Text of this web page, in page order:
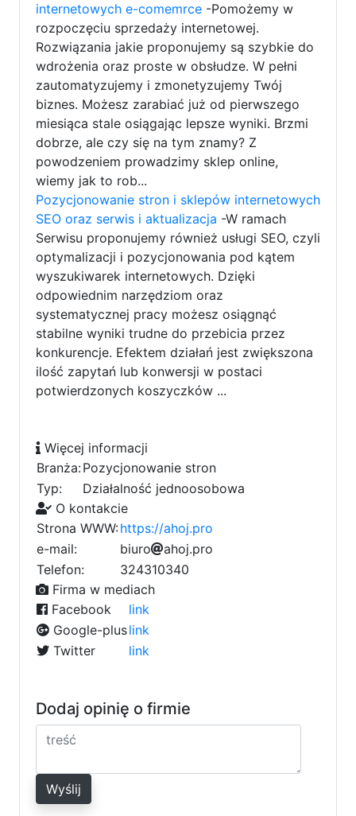
internetowych e-comemrce -Pomożemy w
rozpoczęciu sprzedaży internetowej.
Rozwiązania jakie proponujemy są szybkie do
wdrożenia oraz proste w obsłudze. W pełni
zautomatyzujemy i zmonetyzujemy Twój
biznes. Możesz zarabiać już od pierwszego
miesiąca stale osiągając lepsze wyniki. Brzmi
dobrze, ale czy się na tym znamy? Z
powodzeniem prowadzimy sklep online,
wiemy jak to rob...
Pozycjonowanie stron i sklepów internetowych
SEO oraz serwis i aktualizacja -W ramach
Serwisu proponujemy również usługi SEO, czyli
optymalizacji i pozycjonowania pod kątem
wyszukiwarek internetowych. Dzięki
odpowiednim narzędziom oraz
systematycznej pracy możesz osiągnąć
stabilne wyniki trudne do przebicia przez
konkurencje. Efektem działań jest zwiększona
ilość zapytań lub konwersji w postaci
potwierdzonych koszyczków ...
Więcej informacji
Branża:Pozycjonowanie stron
Typ:
Działalność jednoosobowa
O kontakcie
Strona WWW:https://ahoj.pro
e-mail:
b8
7
e
iue
ro0
5
ahoj.pro
Telefon:
324310340
Firma w mediach
Facebook
link
Google-pluslink
Twitter
link
Dodaj opinię o firmie
Wyślij